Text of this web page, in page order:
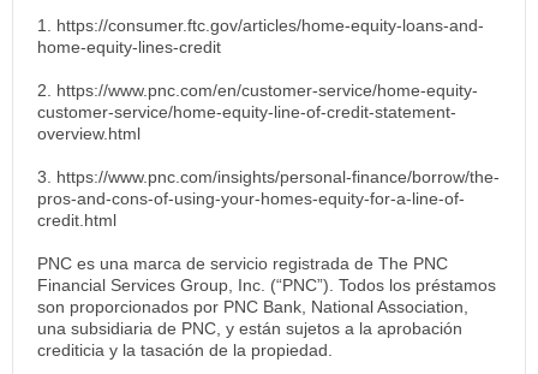
1. https://consumer.ftc.gov/articles/home-equity-loans-and-
home-equity-lines-credit
2. https://www.pnc.com/en/customer-service/home-equity-
customer-service/home-equity-line-of-credit-statement-
overview.html
3. https://www.pnc.com/insights/personal-finance/borrow/the-
pros-and-cons-of-using-your-homes-equity-for-a-line-of-
credit.html
PNC es una marca de servicio registrada de The PNC
Financial Services Group, Inc. (“PNC”). Todos los préstamos
son proporcionados por PNC Bank, National Association,
una subsidiaria de PNC, y están sujetos a la aprobación
crediticia y la tasación de la propiedad.